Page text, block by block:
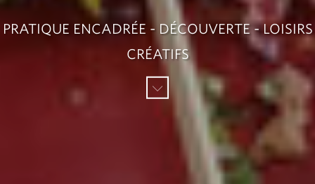
PRATIQUE ENCADRÉE - DÉCOUVERTE - LOISIRS
CRÉATIFS